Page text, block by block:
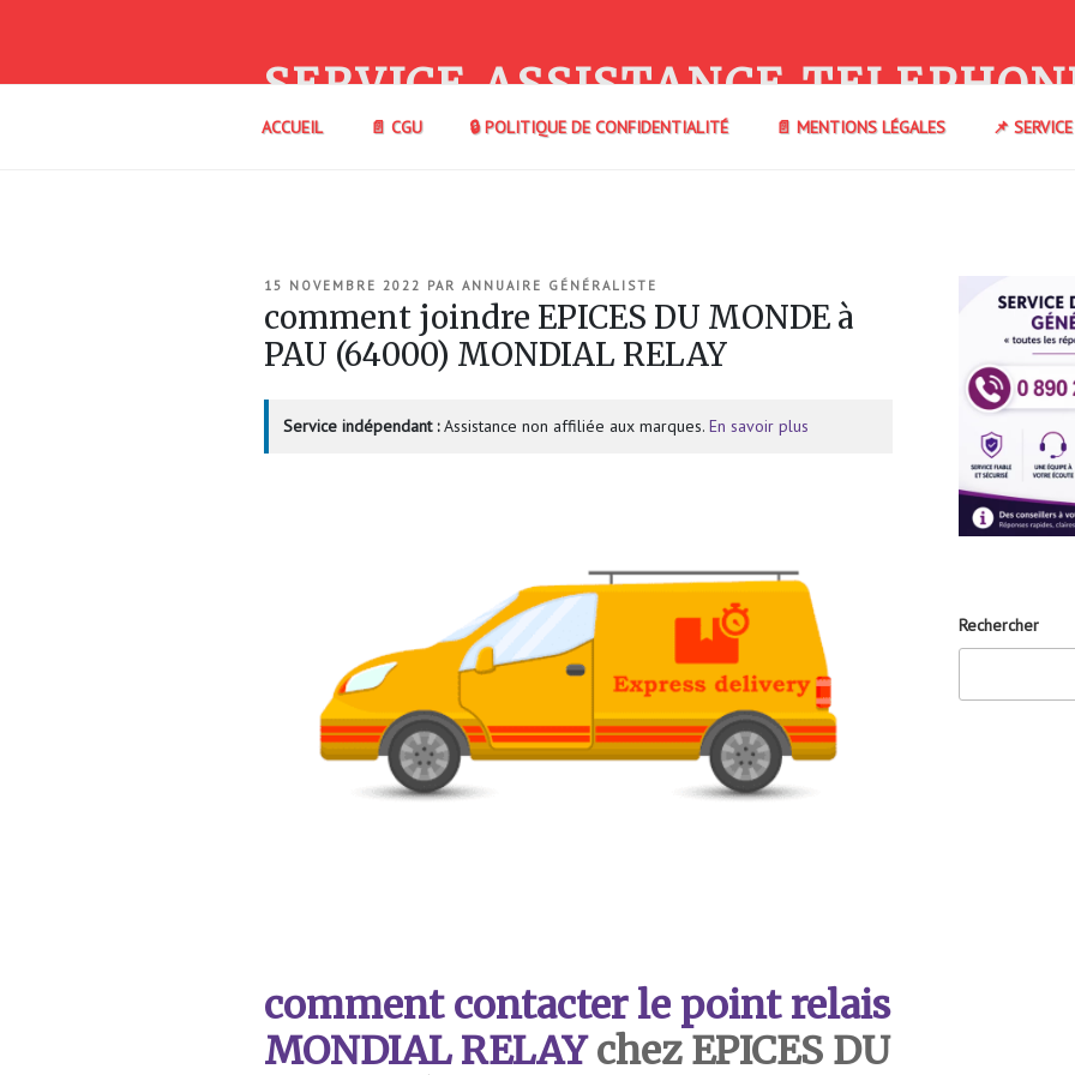
SERVICE ASSISTANCE
ACCUEIL 📄 CGU 🔒 POLITIQUE DE CONFIDENTIALITÉ 📄 MENTIONS LÉGALES 📌
PUBLIÉ
15 NOVEMBRE 2022 PAR ANNUAIRE GÉNÉRALISTE
comment joindre EPICES DU MONDE à
PAU (64000) MONDIAL RELAY
Service indépendant :Assistance non affiliée aux marques. En savoir plus
comment contacter le point relais
MONDIAL RELAYchez EPICES DU
Rechercher